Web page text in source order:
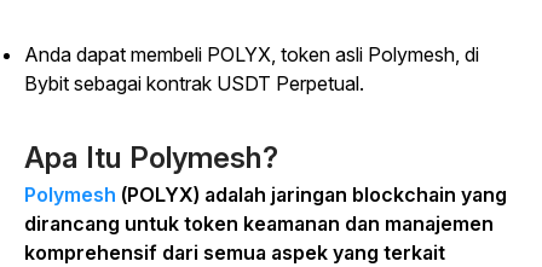
Anda dapat membeli POLYX, token asli Polymesh, di
Bybit sebagai kontrak USDT Perpetual.
Apa Itu Polymesh?
Polymesh (POLYX) adalah jaringan blockchain yang
dirancang untuk token keamanan dan manajemen
komprehensif dari semua aspek yang terkait